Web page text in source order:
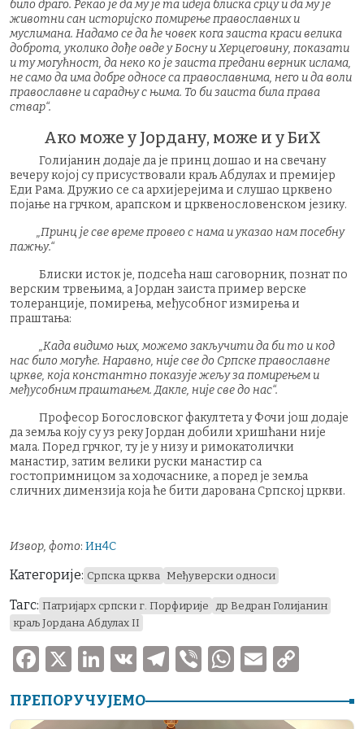
било драго. Рекао је да му је та идеја блиска срцу и да му је
животни сан историјско помирење православних и
муслимана. Надамо се да ће човек кога заиста краси велика
доброта, уколико дође овде у Босну и Херцеговину, показати
и ту могућност, да неко ко је заиста предани верник ислама,
не само да има добре односе са православнима, него и да воли
православне и сарадњу с њима. То би заиста била права
ствар“.
Ако може у Јордану, може и у БиХ
Голијанин додаје да је принц дошао и на свечану
вечеру којој су присуствовали краљ Абдулах и премијер
Еди Рама. Дружио се са архијерејима и слушао црквено
појање на грчком, арапском и црквенословенском језику.
„Принц је све време провео с нама и указао нам посебну
пажњу.“
Блиски исток је, подсећа наш саговорник, познат по
верским трвењима, а Јордан заиста пример верске
толеранције, помирења, међусобног измирења и
праштања:
„Када видимо њих, можемо закључити да би то и код
нас било могуће. Наравно, није све до Српске православне
цркве, која константно показује жељу за помирењем и
међусобним праштањем. Дакле, није све до нас“.
Професор Богословског факултета у Фочи још додаје
да земља коју су уз реку Јордан добили хришћани није
мала. Поред грчког, ту је у низу и римокатолички
манастир, затим велики руски манастир са
гостопримницом за ходочаснике, а поред је земља
сличних димензија која ће бити дарована Српској цркви.
Извор, фото: Ин4С
Категорије: Српска црква Међуверски односи
Тагс: Патријарх српски г. Порфирије
др Ведран Голијанин
краљ Јордана Абдулах II
F
c
X
Li
k
V
T
e
V
er
W
at
E
ai p
ПРЕПОРУЧУЈЕМО